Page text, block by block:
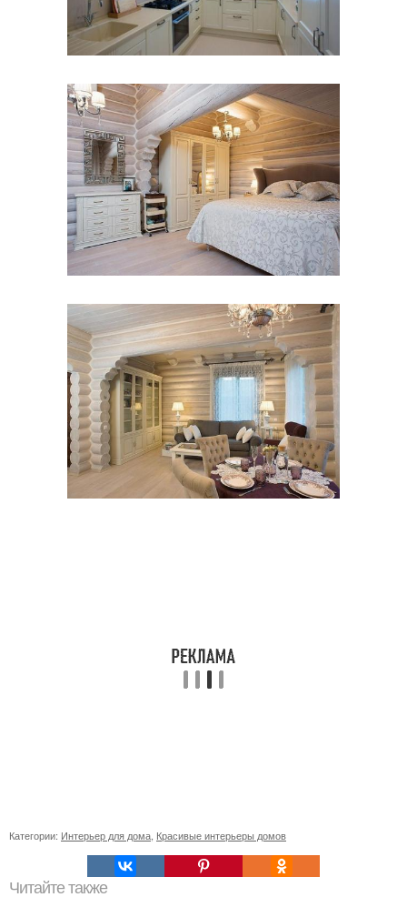
Категории: Интерьер для дома Красивые интерьеры домов
Читайте также